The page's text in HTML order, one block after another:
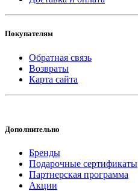
Покупателям
Обратная связь
Возвраты
Карта сайта
Дополнительно
Бренды
Подарочные сертификаты
Партнерская программа
Акции